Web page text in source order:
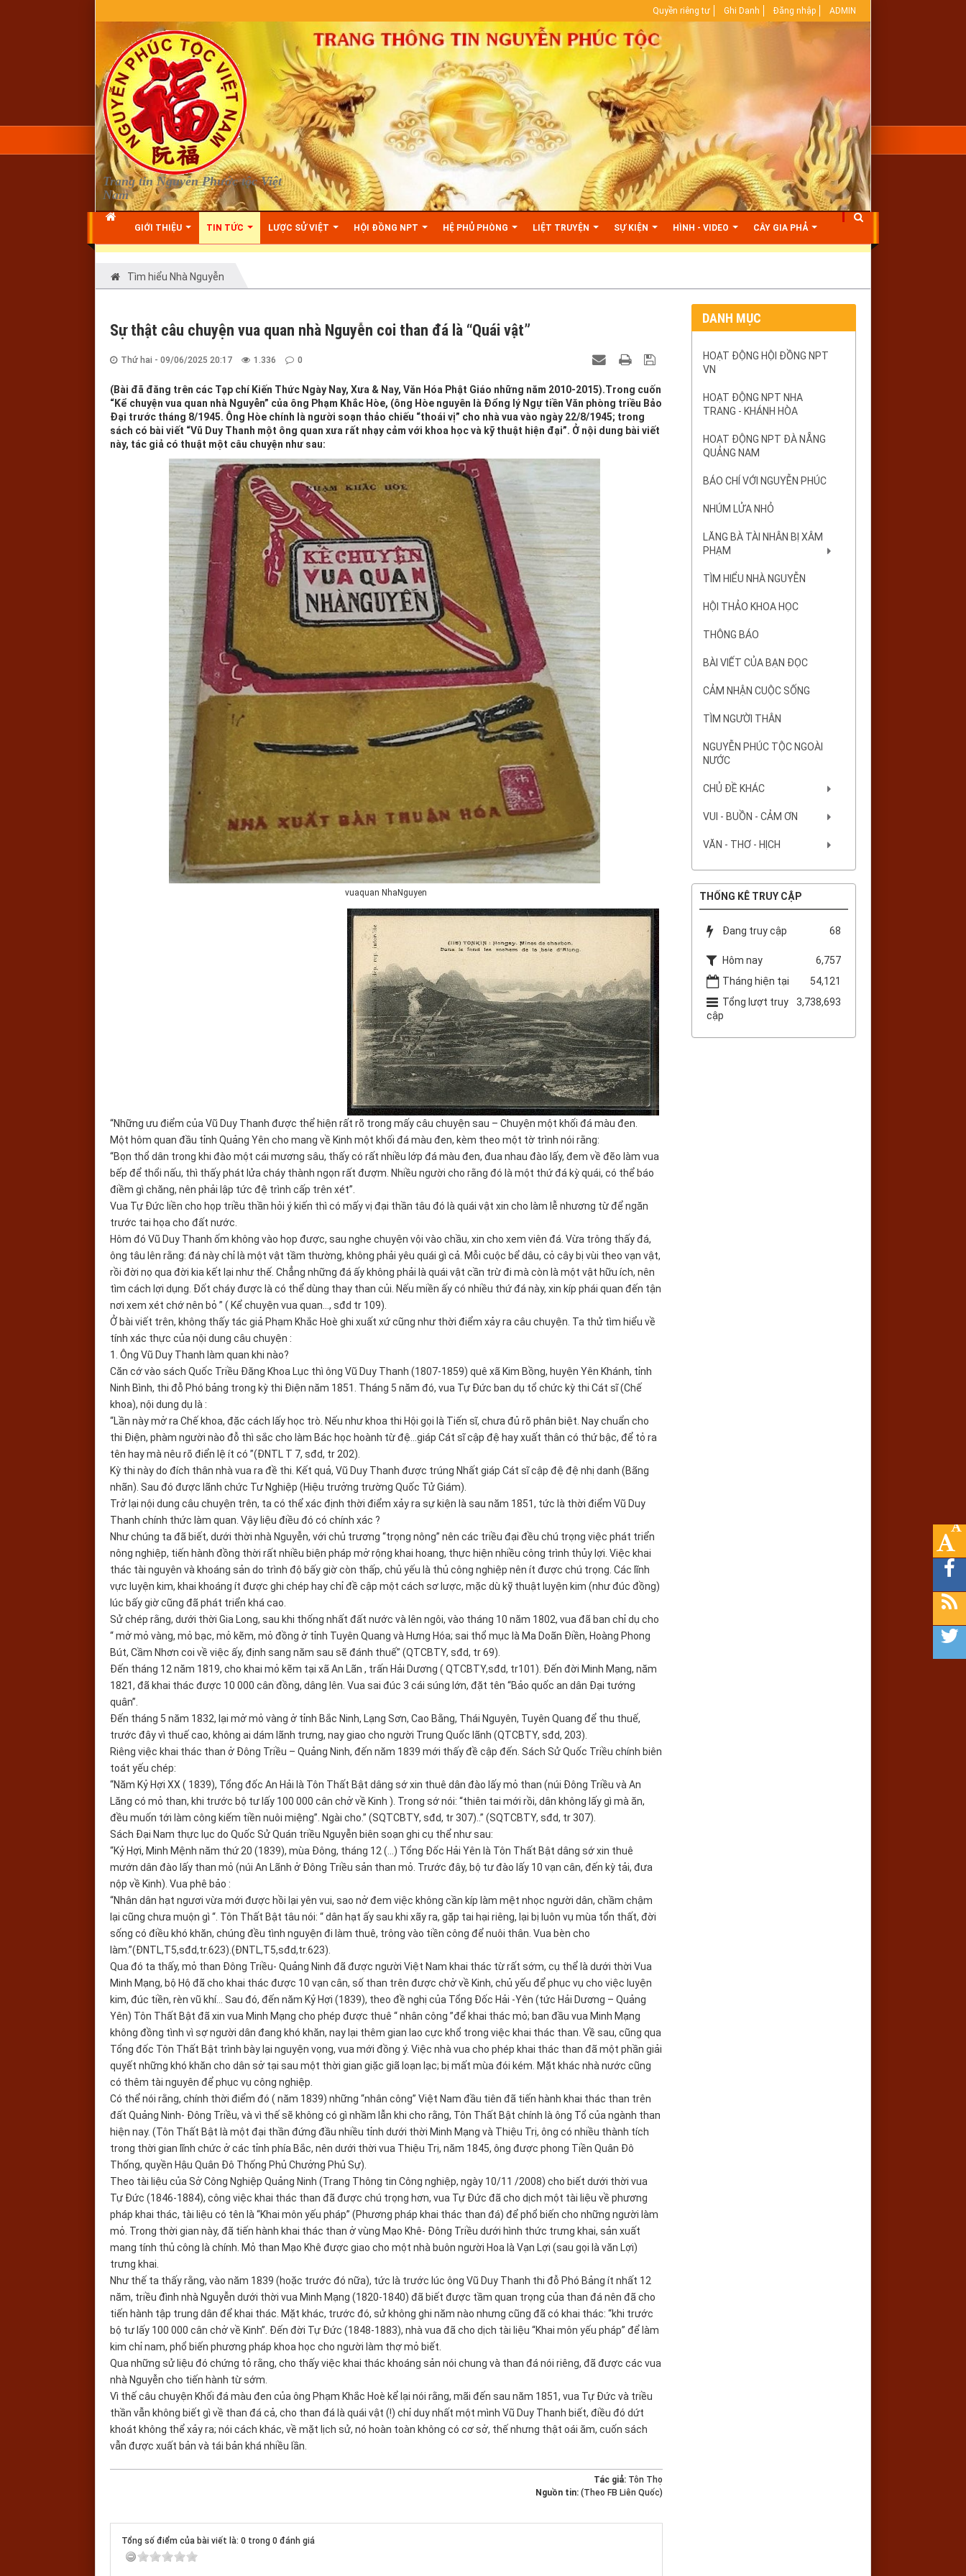
: Undefined array key "HTTP_REFERER" in D:\vhosts\nguyenphuoctoc.info\httpdocs\index.phpon line29
Trang tin Nguyễn Phước tộc Việt
Nam
GIỚI THIỆU TIN TỨC LƯỢC SỬ VIỆT HỘI ĐỒNG NPT HỆ PHỦ PHÒNG LIỆT TRUYỆN SỰ KIỆN HÌNH - VIDEO CÂY GIA PHẢ
Quyền riêng tư Ghi Danh Đăng nhập ADMIN
Tìm hiểu Nhà Nguyễn
Sự thật câu chuyện vua quan nhà Nguyễn coi than đá là “Quái vật”
Thứ hai - 09/06/2025 20:17 1.336 0
(Bài đã đăng trên các Tạp chí Kiến Thức Ngày Nay, Xưa & Nay, Văn Hóa Phật Giáo những năm 2010-2015).Trong cuốn
“Kể chuyện vua quan nhà Nguyễn” của ông Phạm Khắc Hòe, (ông Hòe nguyên là Đổng lý Ngự tiền Văn phòng triều Bảo
Đại trước tháng 8/1945. Ông Hòe chính là người soạn thảo chiếu “thoái vị” cho nhà vua vào ngày 22/8/1945; trong
sách có bài viết “Vũ Duy Thanh một ông quan xưa rất nhạy cảm với khoa học và kỹ thuật hiện đại”. Ở nội dung bài viết
này, tác giả có thuật một câu chuyện như sau:
vuaquan NhaNguyen
“Những ưu điểm của Vũ Duy Thanh được thể hiện rất rõ trong mấy câu chuyện sau – Chuyện một khối đá màu đen.
Một hôm quan đầu tỉnh Quảng Yên cho mang về Kinh một khối đá màu đen, kèm theo một tờ trình nói rằng:
“Bọn thổ dân trong khi đào một cái mương sâu, thấy có rất nhiều lớp đá màu đen, đua nhau đào lấy, đem về đẽo làm vua
bếp để thổi nấu, thì thấy phát lửa cháy thành ngọn rất đượm. Nhiều người cho rằng đó là một thứ đá kỳ quái, có thể báo
điềm gì chăng, nên phải lập tức đệ trình cấp trên xét”.
Vua Tự Đức liền cho họp triều thần hỏi ý kiến thì có mấy vị đại thần tâu đó là quái vật xin cho làm lễ nhương từ để ngăn
trước tai họa cho đất nước.
Hôm đó Vũ Duy Thanh ốm không vào họp được, sau nghe chuyện vội vào chầu, xin cho xem viên đá. Vừa trông thấy đá,
ông tâu lên rằng: đá này chỉ là một vật tầm thường, không phải yêu quái gì cả. Mỗi cuộc bể dâu, cỏ cây bị vùi theo vạn vật,
rồi đời nọ qua đời kia kết lại như thế. Chẳng những đá ấy không phải là quái vật cần trừ đi mà còn là một vật hữu ích, nên
tìm cách lợi dụng. Đốt cháy được là có thể dùng thay than củi. Nếu miền ấy có nhiều thứ đá này, xin kíp phái quan đến tận
nơi xem xét chớ nên bỏ ” ( Kể chuyện vua quan…, sđd tr 109).
Ở bài viết trên, không thấy tác giả Phạm Khắc Hoè ghi xuất xứ cũng như thời điểm xảy ra câu chuyện. Ta thử tìm hiểu về
tính xác thực của nội dung câu chuyện :
1. Ông Vũ Duy Thanh làm quan khi nào?
Căn cớ vào sách Quốc Triều Đăng Khoa Lục thì ông Vũ Duy Thanh (1807-1859) quê xã Kim Bồng, huyện Yên Khánh, tỉnh
Ninh Bình, thi đỗ Phó bảng trong kỳ thi Điện năm 1851. Tháng 5 năm đó, vua Tự Đức ban dụ tổ chức kỳ thi Cát sĩ (Chế
khoa), nội dung dụ là :
“Lần này mở ra Chế khoa, đặc cách lấy học trò. Nếu như khoa thi Hội gọi là Tiến sĩ, chưa đủ rõ phân biệt. Nay chuẩn cho
thi Điện, phàm người nào đỗ thì sắc cho làm Bác học hoành từ đệ…giáp Cát sĩ cập đệ hay xuất thân có thứ bậc, để tỏ ra
tên hay mà nêu rõ điển lệ ít có ”(ĐNTL T 7, sđd, tr 202).
Kỳ thi này do đích thân nhà vua ra đề thi. Kết quả, Vũ Duy Thanh được trúng Nhất giáp Cát sĩ cập đệ đệ nhị danh (Bãng
nhãn). Sau đó được lãnh chức Tư Nghiệp (Hiệu trưởng trường Quốc Tử Giám).
Trở lại nội dung câu chuyện trên, ta có thể xác định thời điểm xảy ra sự kiện là sau năm 1851, tức là thời điểm Vũ Duy
Thanh chính thức làm quan. Vậy liệu điều đó có chính xác ?
Như chúng ta đã biết, dưới thời nhà Nguyễn, với chủ trương “trọng nông” nên các triều đại đều chú trọng việc phát triển
nông nghiệp, tiến hành đồng thời rất nhiều biện pháp mở rộng khai hoang, thực hiện nhiều công trình thủy lợi. Việc khai
thác tài nguyên và khoáng sản do trình độ bấy giờ còn thấp, chủ yếu là thủ công nghiệp nên ít được chú trọng. Các lĩnh
vực luyện kim, khai khoáng ít được ghi chép hay chỉ đề cập một cách sơ lược, mặc dù kỹ thuật luyện kim (như đúc đồng)
lúc bấy giờ cũng đã phát triển khá cao.
Sử chép rằng, dưới thời Gia Long, sau khi thống nhất đất nước và lên ngôi, vào tháng 10 năm 1802, vua đã ban chỉ dụ cho
“ mở mỏ vàng, mỏ bạc, mỏ kẽm, mỏ đồng ở tỉnh Tuyên Quang và Hưng Hóa; sai thổ mục là Ma Doãn Điền, Hoàng Phong
Bút, Cầm Nhơn coi về việc ấy, định sang năm sau sẽ đánh thuế” (QTCBTY, sđd, tr 69).
Đến tháng 12 năm 1819, cho khai mỏ kẽm tại xã An Lãn , trấn Hải Dương ( QTCBTY,sđd, tr101). Đến đời Minh Mạng, năm
1821, đã khai thác được 10 000 cân đồng, dâng lên. Vua sai đúc 3 cái súng lớn, đặt tên “Bảo quốc an dân Đại tướng
quân”.
Đến tháng 5 năm 1832, lại mở mỏ vàng ở tỉnh Bắc Ninh, Lạng Sơn, Cao Bằng, Thái Nguyên, Tuyên Quang để thu thuế,
trước đây vì thuế cao, không ai dám lãnh trưng, nay giao cho người Trung Quốc lãnh (QTCBTY, sđd, 203).
Riêng việc khai thác than ở Đông Triều – Quảng Ninh, đến năm 1839 mới thấy đề cập đến. Sách Sử Quốc Triều chính biên
toát yếu chép:
“Năm Kỷ Hợi XX ( 1839), Tổng đốc An Hải là Tôn Thất Bật dâng sớ xin thuê dân đào lấy mỏ than (núi Đông Triều và An
Lăng có mỏ than, khi trước bộ tư lấy 100 000 cân chở về Kinh ). Trong sớ nói: “thiên tai mới rồi, dân không lấy gì mà ăn,
đều muốn tới làm công kiếm tiền nuôi miệng”. Ngài cho.” (SQTCBTY, sđd, tr 307)..” (SQTCBTY, sđd, tr 307).
Sách Đại Nam thực lục do Quốc Sử Quán triều Nguyễn biên soạn ghi cụ thể như sau:
“Kỷ Hợi, Minh Mệnh năm thứ 20 (1839), mùa Đông, tháng 12 (…) Tổng Đốc Hải Yên là Tôn Thất Bật dâng sớ xin thuê
mướn dân đào lấy than mỏ (núi An Lãnh ở Đông Triều sản than mỏ. Trước đây, bộ tư đào lấy 10 vạn cân, đến kỳ tải, đưa
nộp về Kinh). Vua phê bảo :
“Nhân dân hạt ngươi vừa mới được hồi lại yên vui, sao nở đem việc không cần kíp làm mệt nhọc người dân, chầm chậm
lại cũng chưa muộn gì “. Tôn Thất Bật tâu nói: “ dân hạt ấy sau khi xãy ra, gặp tai hại riêng, lại bị luôn vụ mùa tổn thất, đời
sống có điều khó khăn, chúng đều tình nguyện đi làm thuê, trông vào tiền công để nuôi thân. Vua bèn cho
làm.”(ĐNTL,T5,sđd,tr.623).(ĐNTL,T5,sđd,tr.623).
Qua đó ta thấy, mỏ than Đông Triều- Quảng Ninh đã được người Việt Nam khai thác từ rất sớm, cụ thể là dưới thời Vua
Minh Mạng, bộ Hộ đã cho khai thác được 10 vạn cân, số than trên được chở về Kinh, chủ yếu để phục vụ cho việc luyện
kim, đúc tiền, rèn vũ khí… Sau đó, đến năm Kỷ Hợi (1839), theo đề nghị của Tổng Đốc Hải -Yên (tức Hải Dương – Quảng
Yên) Tôn Thất Bật đã xin vua Minh Mạng cho phép được thuê “ nhân công ”để khai thác mỏ; ban đầu vua Minh Mạng
không đồng tình vì sợ người dân đang khó khăn, nay lại thêm gian lao cực khổ trong việc khai thác than. Về sau, cũng qua
Tổng đốc Tôn Thất Bật trình bày lại nguyện vọng, vua mới đồng ý. Việc nhà vua cho phép khai thác than đã một phần giải
quyết những khó khăn cho dân sở tại sau một thời gian giặc giã loạn lạc; bị mất mùa đói kém. Mặt khác nhà nước cũng
có thêm tài nguyên để phục vụ công nghiệp.
Có thể nói rằng, chính thời điểm đó ( năm 1839) những “nhân công” Việt Nam đầu tiên đã tiến hành khai thác than trên
đất Quảng Ninh- Đông Triều, và vì thế sẽ không có gì nhầm lẫn khi cho rằng, Tôn Thất Bật chính là ông Tổ của ngành than
hiện nay. (Tôn Thất Bật là một đại thần đứng đầu nhiều tỉnh dưới thời Minh Mạng và Thiệu Trị, ông có nhiều thành tích
trong thời gian lĩnh chức ở các tỉnh phía Bắc, nên dưới thời vua Thiệu Trị, năm 1845, ông được phong Tiền Quân Đô
Thống, quyền Hậu Quân Đô Thống Phủ Chưởng Phủ Sự).
Theo tài liệu của Sở Công Nghiệp Quảng Ninh (Trang Thông tin Công nghiệp, ngày 10/11 /2008) cho biết dưới thời vua
Tự Đức (1846-1884), công việc khai thác than đã được chú trọng hơn, vua Tự Đức đã cho dịch một tài liệu về phương
pháp khai thác, tài liệu có tên là “Khai môn yếu pháp” (Phương pháp khai thác than đá) để phổ biến cho những người làm
mỏ. Trong thời gian này, đã tiến hành khai thác than ở vùng Mạo Khê- Đông Triều dưới hình thức trưng khai, sản xuất
mang tính thủ công là chính. Mỏ than Mạo Khê được giao cho một nhà buôn người Hoa là Vạn Lợi (sau gọi là văn Lợi)
trưng khai.
Như thế ta thấy rằng, vào năm 1839 (hoặc trước đó nữa), tức là trước lúc ông Vũ Duy Thanh thi đỗ Phó Bảng ít nhất 12
năm, triều đình nhà Nguyễn dưới thời vua Minh Mạng (1820-1840) đã biết được tầm quan trọng của than đá nên đã cho
tiến hành tập trung dân để khai thác. Mặt khác, trước đó, sử không ghi năm nào nhưng cũng đã có khai thác: “khi trước
bộ tư lấy 100 000 cân chở về Kinh”. Đến đời Tự Đức (1848-1883), nhà vua đã cho dịch tài liệu “Khai môn yếu pháp” để làm
kim chỉ nam, phổ biến phương pháp khoa học cho người làm thợ mỏ biết.
Qua những sử liệu đó chứng tỏ rằng, cho thấy việc khai thác khoáng sản nói chung và than đá nói riêng, đã được các vua
nhà Nguyễn cho tiến hành từ sớm.
Vì thế câu chuyện Khối đá màu đen của ông Phạm Khắc Hoè kể lại nói rằng, mãi đến sau năm 1851, vua Tự Đức và triều
thần vẫn không biết gì về than đá cả, cho than đá là quái vật (!) chỉ duy nhất một mình Vũ Duy Thanh biết, điều đó dứt
khoát không thể xảy ra; nói cách khác, về mặt lịch sử, nó hoàn toàn không có cơ sở, thế nhưng thật oái ăm, cuốn sách
vẫn được xuất bản và tái bản khá nhiều lần.
Tác giả: Tôn Thọ
Nguồn tin: (Theo FB Liên Quốc)
Tổng số điểm của bài viết là: 0 trong 0 đánh giá
DANH MỤC
HOẠT ĐỘNG HỘI ĐỒNG NPT
VN
HOẠT ĐỘNG NPT NHA
TRANG - KHÁNH HÒA
HOẠT ĐỘNG NPT ĐÀ NẴNG
QUẢNG NAM
BÁO CHÍ VỚI NGUYỄN PHÚC
NHÚM LỬA NHỎ
LĂNG BÀ TÀI NHÂN BỊ XÂM
PHẠM
TÌM HIỂU NHÀ NGUYỄN
HỘI THẢO KHOA HỌC
THÔNG BÁO
BÀI VIẾT CỦA BẠN ĐỌC
CẢM NHẬN CUỘC SỐNG
TÌM NGƯỜI THÂN
NGUYỄN PHÚC TỘC NGOÀI
NƯỚC
CHỦ ĐỀ KHÁC
VUI - BUỒN - CẢM ƠN
VĂN - THƠ - HỊCH
THỐNG KÊ TRUY CẬP
Đang truy cập 68
Hôm nay
6,757
Tháng hiện tại
54,121
Tổng lượt truy
cập
3,738,693